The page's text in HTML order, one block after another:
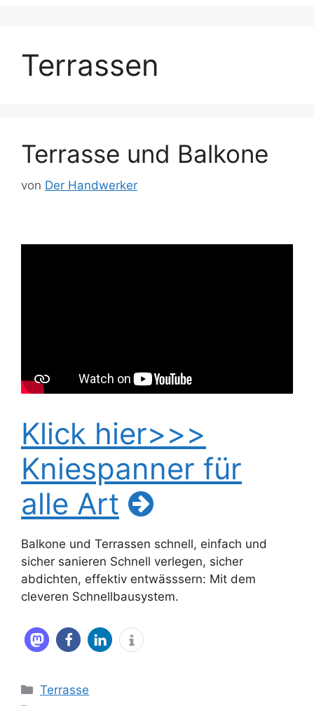
Terrassen
Terrasse und Balkone
von Der Handwerker
Klick hier>>>
Kniespanner für
alle Art
Balkone und Terrassen schnell, einfach und
sicher sanieren Schnell verlegen, sicher
abdichten, effektiv entwässsern: Mit dem
cleveren Schnellbausystem.
Kategorien
Terrasse